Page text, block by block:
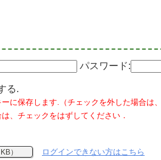
パスワード:
る.
に保存します.（チェックを外した場合は
、チェックをはずしてください．
）
ログインできない方はこちら